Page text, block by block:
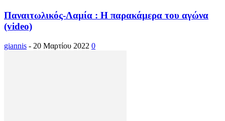
Παναιτωλικός-Λαμία : Η παρακάμερα του αγώνα
(video)
giannis - 20 Μαρτίου 2022 0